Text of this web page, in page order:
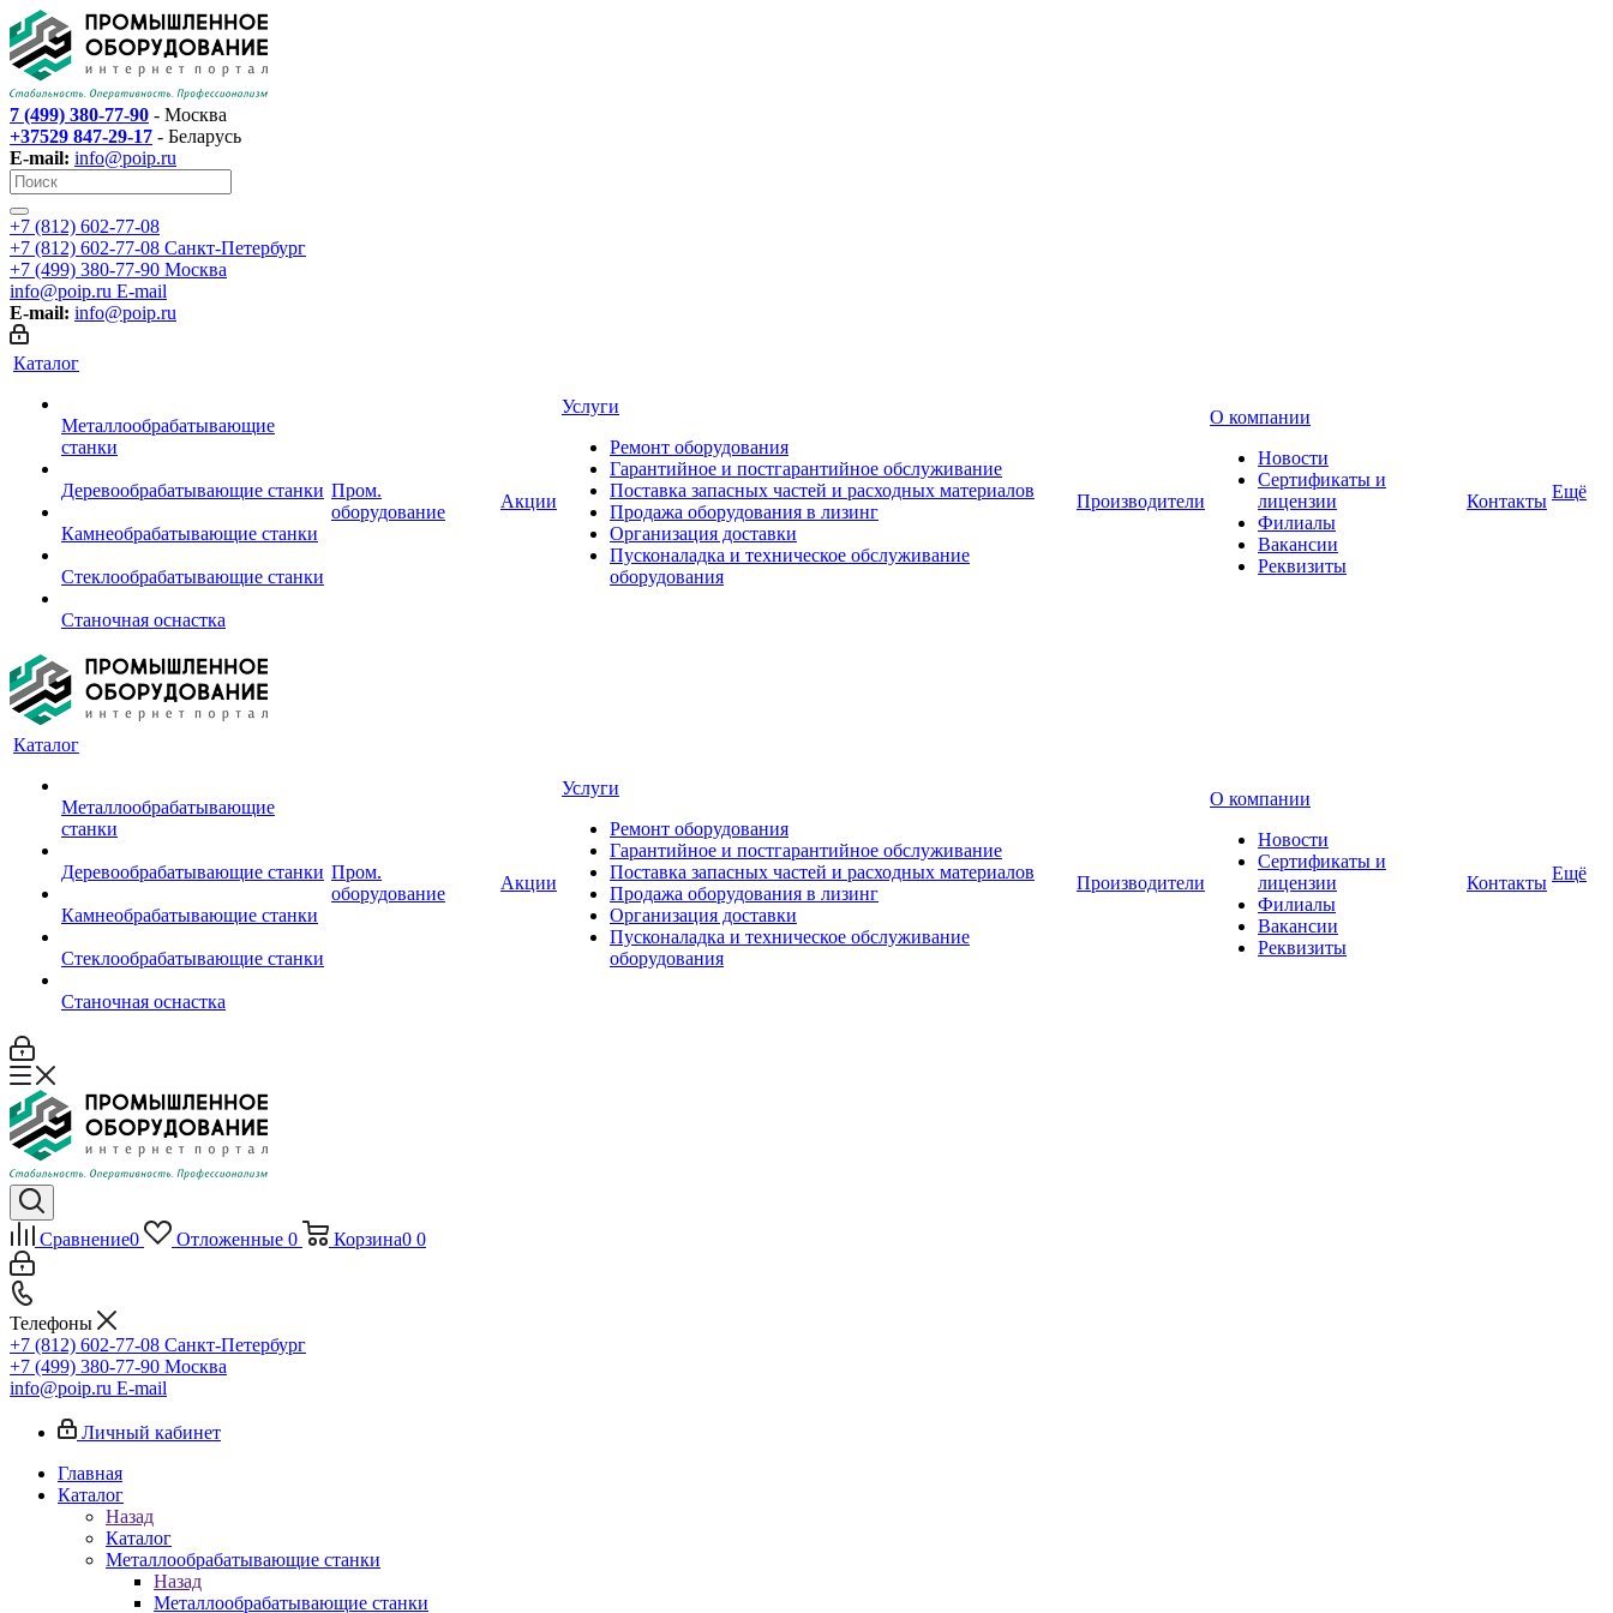
7 (499) 380-77-90 - Москва
+37529 847-29-17 - Беларусь
E-mail: info@poip.ru
+7 (812) 602-77-08
+7 (812) 602-77-08 Санкт-Петербург
+7 (499) 380-77-90 Москва
info@poip.ru E-mail
E-mail: info@poip.ru
Каталог
Металлообрабатывающие
станки
Деревообрабатывающие станки
Камнеобрабатывающие станки
Стеклообрабатывающие станки
Станочная оснастка
Пром.
оборудование
Акции
Услуги
Ремонт оборудования
Гарантийное и постгарантийное обслуживание
Поставка запасных частей и расходных материалов
Продажа оборудования в лизинг
Организация доставки
Пусконаладка и техническое обслуживание
оборудования
Производители
О компании
Новости
Сертификаты и
лицензии
Филиалы
Вакансии
Реквизиты
Контакты Ещё
Каталог
Металлообрабатывающие
станки
Деревообрабатывающие станки
Камнеобрабатывающие станки
Стеклообрабатывающие станки
Станочная оснастка
Пром.
оборудование
Акции
Услуги
Ремонт оборудования
Гарантийное и постгарантийное обслуживание
Поставка запасных частей и расходных материалов
Продажа оборудования в лизинг
Организация доставки
Пусконаладка и техническое обслуживание
оборудования
Производители
О компании
Новости
Сертификаты и
лицензии
Филиалы
Вакансии
Реквизиты
Контакты Ещё
Сравнение0 Отложенные 0 Корзина0 0
Телефоны
+7 (812) 602-77-08 Санкт-Петербург
+7 (499) 380-77-90 Москва
info@poip.ru E-mail
Личный кабинет
Главная
Каталог
Назад
Каталог
Металлообрабатывающие станки
Назад
Металлообрабатывающие станки